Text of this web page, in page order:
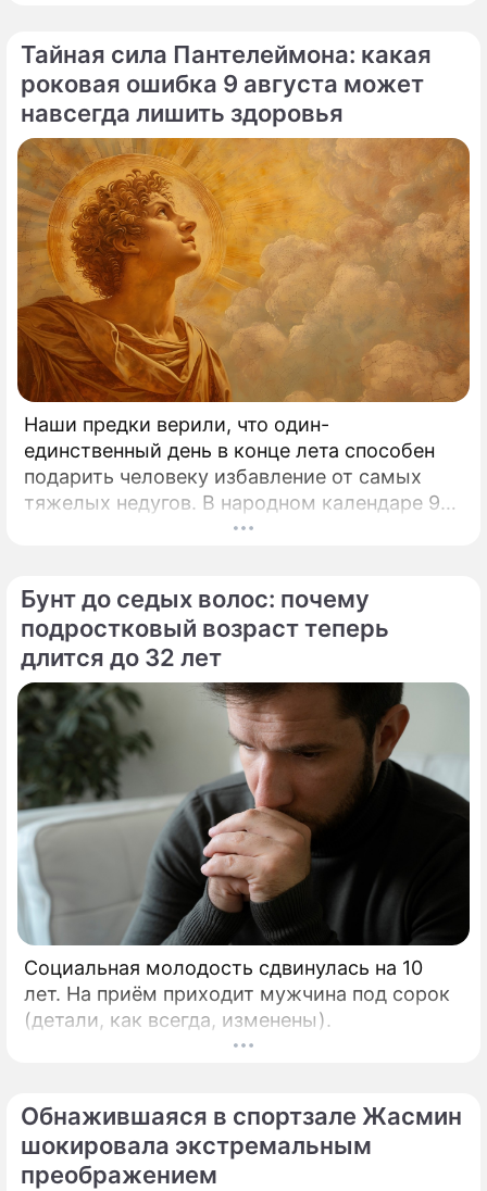
Тайная сила Пантелеймона: какая
роковая ошибка 9 августа может
навсегда лишить здоровья
Наши предки верили, что один-
единственный день в конце лета способен
подарить человеку избавление от самых
тяжелых недугов. В народном календаре 9
августа занимает особое, почти
Бунт до седых волос: почему
подростковый возраст теперь
длится до 32 лет
Социальная молодость сдвинулась на 10
лет. На приём приходит мужчина под сорок
(детали, как всегда, изменены).
Обнажившаяся в спортзале Жасмин
шокировала экстремальным
преображением